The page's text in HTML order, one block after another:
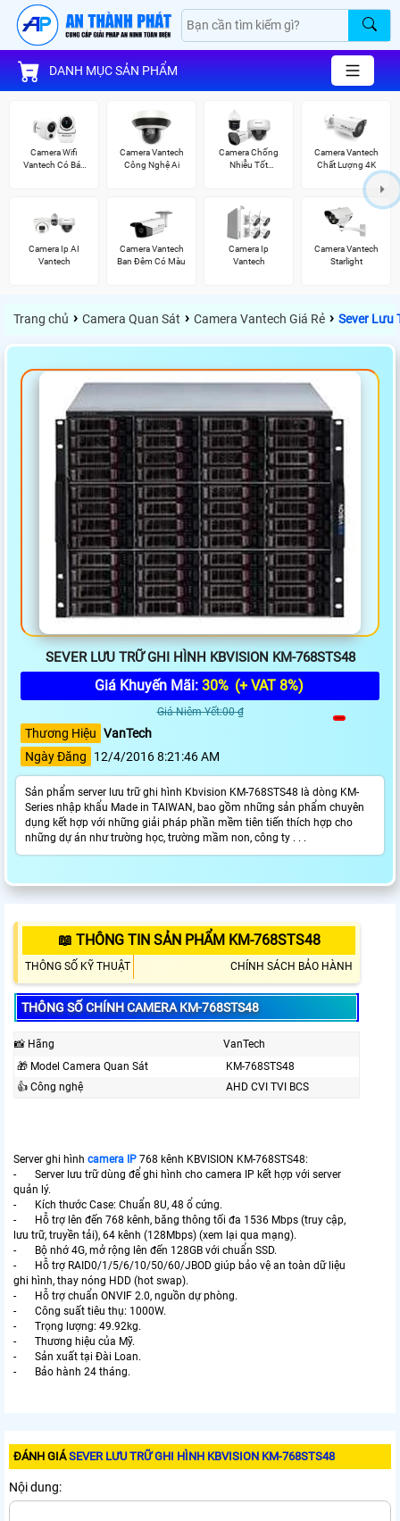
DANH MỤC SẢN PHẨM
Camera Wifi
Vantech Có Báo
Camera Vantech
Công Nghệ Ai
Camera Chống
Nhiễu Tốt
Camera Vantech
Chất Lượng 4K
Camera Ip AI
Vantech
Camera Vantech
Ban Đêm Có Màu
Camera Ip
Vantech
Camera Vantech
Starlight
Trang chủ › Camera Quan Sát › Camera Vantech Giá Rẻ › Sever Lưu
SEVER LƯU TRỮ GHI HÌNH KBVISION KM-768STS48
Giá Khuyến Mãi: 30% (+ VAT 8%)
Giá Niêm Yết:00 ₫
Thương Hiệu VanTech
Ngày Đăng
12/4/2016 8:21:46 AM
Sản phẩm server lưu trữ ghi hình Kbvision KM-768STS48 là dòng KM-
Series nhập khẩu Made in TAIWAN, bao gồm những sản phẩm chuyên
dụng kết hợp với những giải pháp phần mềm tiên tiến thích hợp cho
những dự án như trường học, trường mầm non, công ty . . .
📖 THÔNG TIN SẢN PHẨM KM-768STS48
THÔNG SỐ KỸ THUẬT CHÍNH SÁCH BẢO HÀNH
THÔNG SỐ CHÍNH CAMERA KM-768STS48
📸 Hãng
VanTech
🎁 Model Camera Quan Sát
KM-768STS48
👍 Công nghệ
AHD CVI TVI BCS
Server ghi hình camera IP 768 kênh KBVISION KM-768STS48:
- Server lưu trữ dùng để ghi hình cho camera IP kết hợp với server
quản lý.
- Kích thước Case: Chuẩn 8U, 48 ổ cứng.
- Hỗ trợ lên đến 768 kênh, băng thông tối đa 1536 Mbps (truy cập,
lưu trữ, truyền tải), 64 kênh (128Mbps) (xem lại qua mạng).
- Bộ nhớ 4G, mở rộng lên đến 128GB với chuẩn SSD.
- Hỗ trợ RAID0/1/5/6/10/50/60/JBOD giúp bảo vệ an toàn dữ liệu
ghi hình, thay nóng HDD (hot swap).
- Hỗ trợ chuẩn ONVIF 2.0, nguồn dự phòng.
- Công suất tiêu thụ: 1000W.
- Trọng lượng: 49.92kg.
- Thương hiệu của Mỹ.
- Sản xuất tại Đài Loan.
- Bảo hành 24 tháng.
ĐÁNH GIÁSEVER LƯU TRỮ GHI HÌNH KBVISION KM-768STS48
Nội dung: